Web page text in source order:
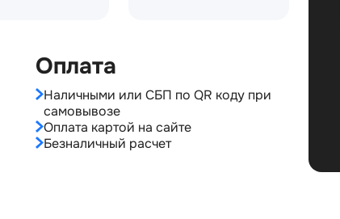
Оплата
Наличными или СБП по QR коду при
самовывозе
Оплата картой на сайте
Безналичный расчет